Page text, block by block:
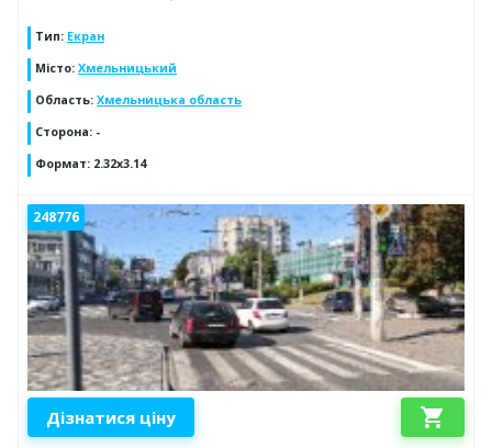
Тип: Екран
Місто: Хмельницький
Область: Хмельницька область
Сторона: -
Формат: 2.32x3.14
248776
Дізнатися ціну shopping_cart